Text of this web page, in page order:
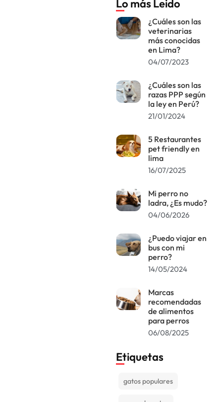
Lo más Leido
¿Cuáles son las
veterinarias
más conocidas
en Lima?
04/07/2023
¿Cuáles son las
razas PPP según
la ley en Perú?
21/01/2024
5 Restaurantes
pet friendly en
lima
16/07/2025
Mi perro no
ladra, ¿Es mudo?
04/06/2026
¿Puedo viajar en
bus con mi
perro?
14/05/2024
Marcas
recomendadas
de alimentos
para perros
06/08/2025
Etiquetas
gatos populares